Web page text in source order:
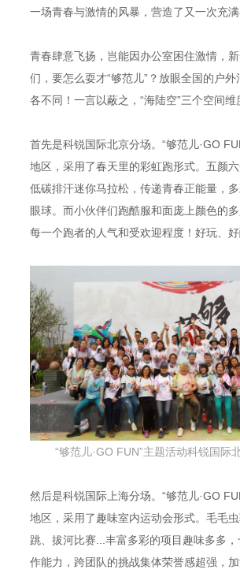
一场青春与激情的风暴，营造了又一次充满
青春肆意飞扬，岂能因办公室困住激情，
们，要怎么耍才“够范儿”？放眼全国的户
各不同！一言以蔽之，“海陆空”三个空间维
首先是科锐国际北京分场。“够范儿·GO
地区，采用了春天里的彩虹跑形式。五颜
低碳排汗迷你马拉松，传递青春正能量，
眼球。而小伙伴们跑酷服和面庞上颜色的
每一个跑者的人气和受欢迎程度！好玩、好
“够范儿·GO FUN”主题活动科锐国际
然后是科锐国际上海分场。“够范儿·GO
地区，采用了趣味室内运动会形式。毛毛
跳、拔河比赛...丰富多彩的项目趣味多多
作能力，跨团队的挑战集体荣誉感超强，